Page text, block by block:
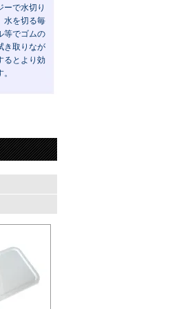
ーで水切り
水を切る毎
等でゴムの
き取りなが
るとより効